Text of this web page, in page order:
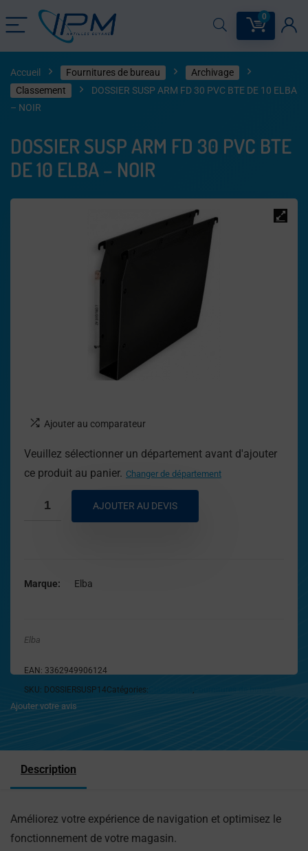
0
Accueil Fournitures de bureau
Archivage
Classement
DOSSIER SUSP ARM FD 30 PVC BTE DE 10 ELBA
– NOIR
DOSSIER SUSP ARM FD 30 PVC BTE
DE 10 ELBA – NOIR
Ajouter au comparateur
Veuillez sélectionner un département avant d'ajouter
ce produit au panier. Changer de département
AJOUTER AU DEVIS
Marque Elba
Elba
EAN: 3362949906124
SKU: DOSSIERSUSP14Catégories: ,
Ajouter votre avis
Description
Améliorez votre expérience de navigation et optimisez le
fonctionnement de votre magasin.